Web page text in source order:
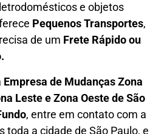
e objetos
Pequenos Transportes,
de um Frete Rápido ou
Empresa de Mudanças Zona
Leste e Zona Oestede São
, entre em contato com a
toda a cidade de São Paulo, e